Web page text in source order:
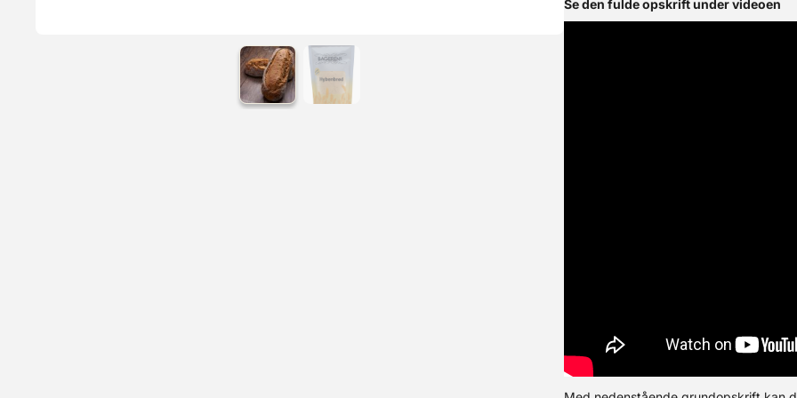
bordet samt ovenpå dejen. Kan evt. blandes med frø eller kerner. 3. Dejen strækkes ud til en ”firkant”. 4. Dejen deles i 12
et lunt sted ca. 30 - 45 min. - tildækket eller gerne i hæveskab. 6. Tænd ovnen på 240°C - bages der på bagestål, tændes ov-
tages Condi bøtten ud af køleskabet. 3. Ovnen tændes på 240°C - bages der på bagestål, tændes ovnen 40 min før afbagning.
også gerne med mel. Kan evt. blandes med frø og kerner. 5. Dejen deles i 12 stykker med en metal dejskraber. 6. Stykkerne
bagestål. 7. Uden yderligere hævetid sættes stykkerne ind nederst i ovnen, der skrues ned på 200°C, bages ca. 15 – 18 min.
Se den fulde opskrift under videoen